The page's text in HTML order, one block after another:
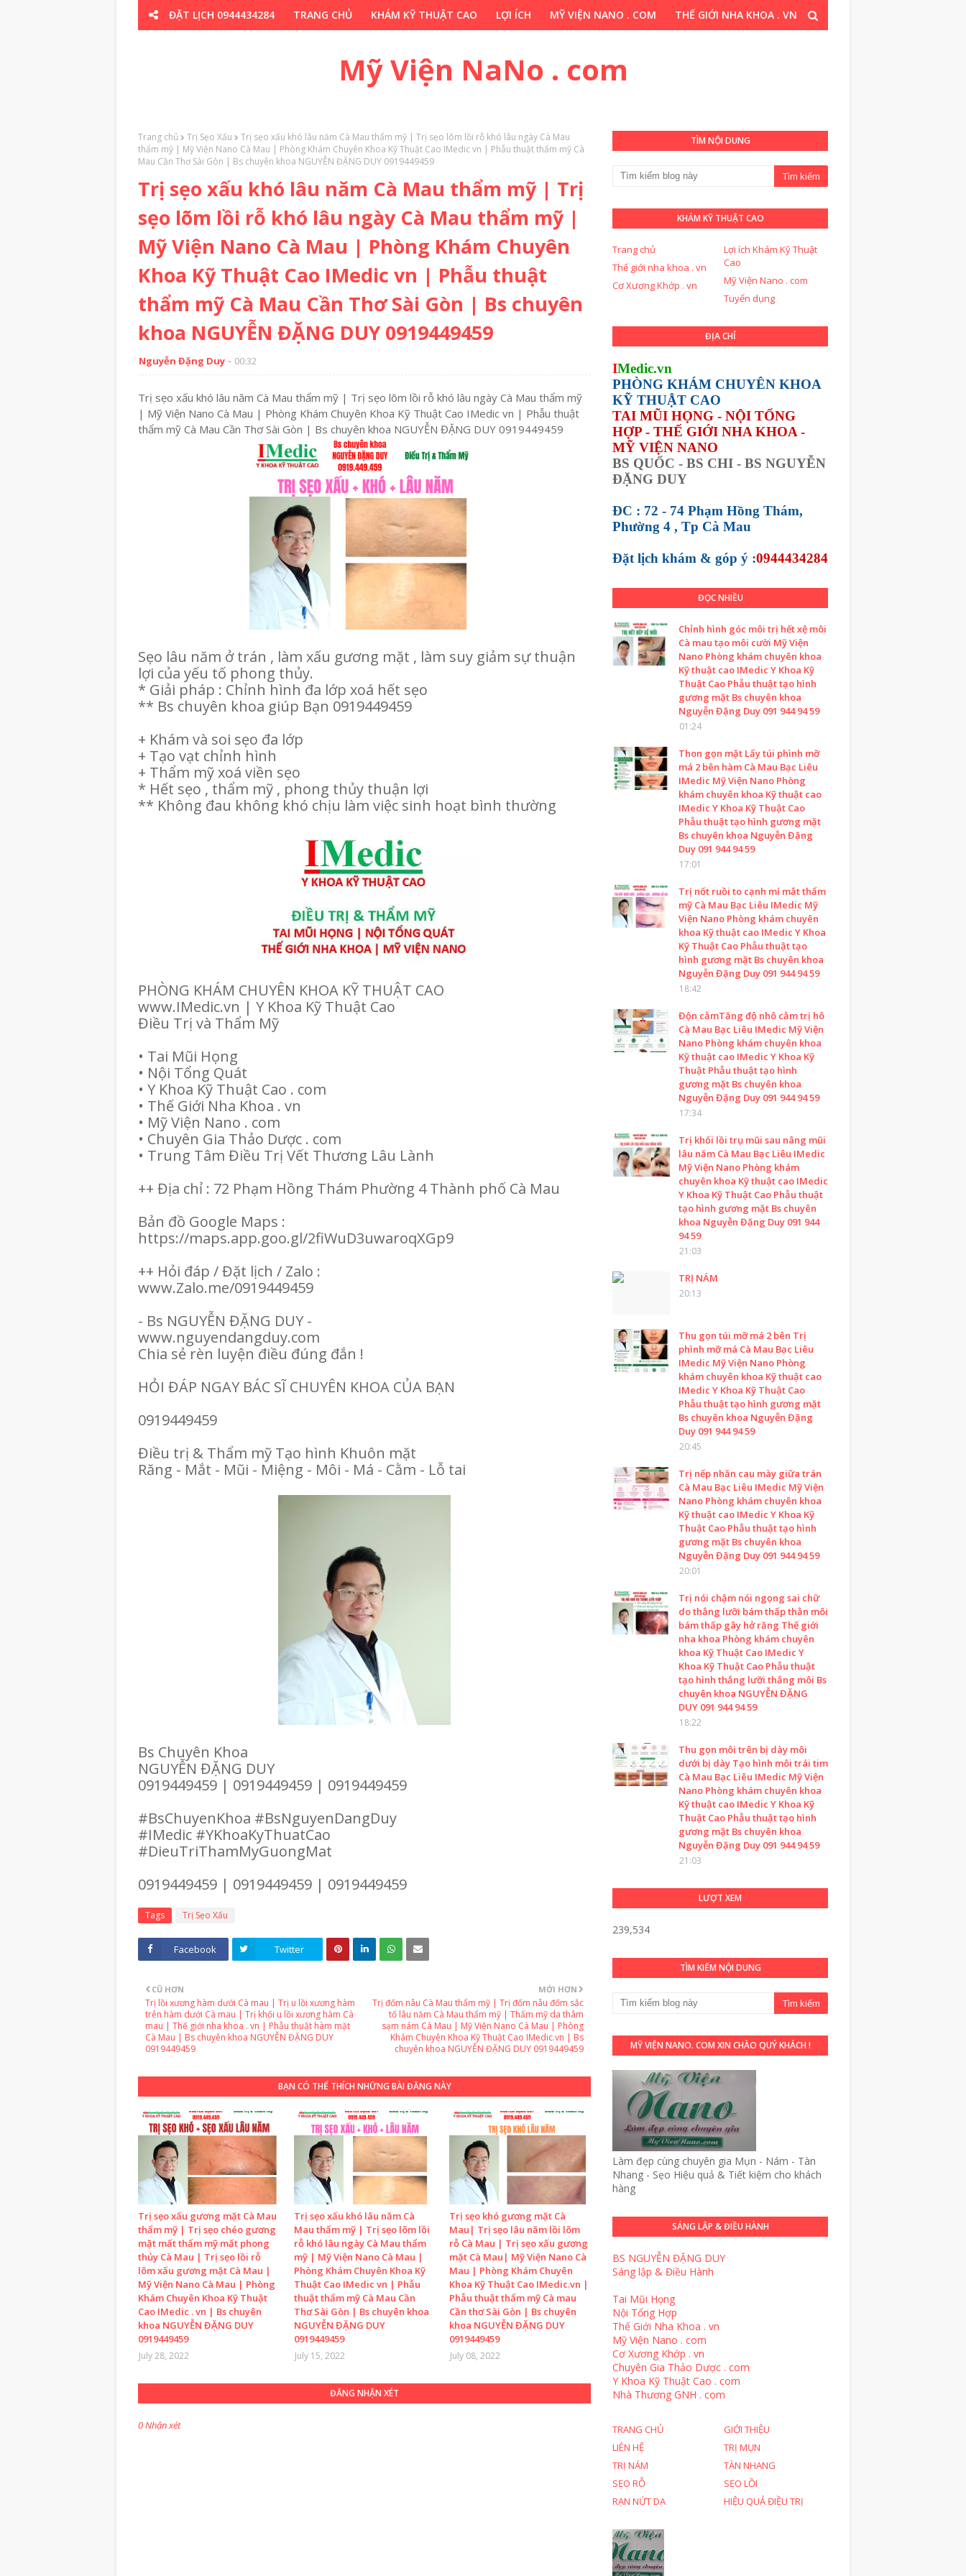
ĐẶT LỊCH 0944434284 TRANG CHỦ KHÁM KỸ THUẬT CAO LỢI ÍCH MỸ VIỆN NANO . COM THẾ GIỚI NHA KHOA . VN
Mỹ Viện NaNo . com
Trang chủ Trị Sẹo Xấu
Trị sẹo xấu khó lâu năm Cà Mau thẩm mỹ | Trị sẹo lõm lồi rỗ khó lâu ngày Cà Mau
thẩm mỹ | Mỹ Viện Nano Cà Mau | Phòng Khám Chuyên Khoa Kỹ Thuật Cao IMedic vn | Phẫu thuật thẩm mỹ Cà
Mau Cần Thơ Sài Gòn | Bs chuyên khoa NGUYỄN ĐẶNG DUY 0919449459
Trị sẹo xấu khó lâu năm Cà Mau thẩm mỹ | Trị
sẹo lõm lồi rỗ khó lâu ngày Cà Mau thẩm mỹ |
Mỹ Viện Nano Cà Mau | Phòng Khám Chuyên
Khoa Kỹ Thuật Cao IMedic vn | Phẫu thuật
thẩm mỹ Cà Mau Cần Thơ Sài Gòn | Bs chuyên
khoa NGUYỄN ĐẶNG DUY 0919449459
Nguyễn Đặng Duy 00:32
Trị sẹo xấu khó lâu năm Cà Mau thẩm mỹ | Trị sẹo lõm lồi rỗ khó lâu ngày Cà Mau thẩm mỹ
| Mỹ Viện Nano Cà Mau | Phòng Khám Chuyên Khoa Kỹ Thuật Cao IMedic vn | Phẫu thuật
thẩm mỹ Cà Mau Cần Thơ Sài Gòn | Bs chuyên khoa NGUYỄN ĐẶNG DUY 0919449459
Sẹo lâu năm ở trán , làm xấu gương mặt , làm suy giảm sự thuận
lợi của yếu tố phong thủy.
* Giải pháp : Chỉnh hình đa lớp xoá hết sẹo
** Bs chuyên khoa giúp Bạn 0919449459
+ Khám và soi sẹo đa lớp
+ Tạo vạt chỉnh hình
+ Thẩm mỹ xoá viền sẹo
* Hết sẹo , thẩm mỹ , phong thủy thuận lợi
** Không đau không khó chịu làm việc sinh hoạt bình thường
PHÒNG KHÁM CHUYÊN KHOA KỸ THUẬT CAO
www.IMedic.vn | Y Khoa Kỹ Thuật Cao
Điều Trị và Thẩm Mỹ
• Tai Mũi Họng
• Nội Tổng Quát
• Y Khoa Kỹ Thuật Cao . com
• Thế Giới Nha Khoa . vn
• Mỹ Viện Nano . com
• Chuyên Gia Thảo Dược . com
• Trung Tâm Điều Trị Vết Thương Lâu Lành
++ Địa chỉ : 72 Phạm Hồng Thám Phường 4 Thành phố Cà Mau
Bản đồ Google Maps :
https://maps.app.goo.gl/2fiWuD3uwaroqXGp9
++ Hỏi đáp / Đặt lịch / Zalo :
www.Zalo.me/0919449459
- Bs NGUYỄN ĐẶNG DUY -
www.nguyendangduy.com
Chia sẻ rèn luyện điều đúng đắn !
HỎI ĐÁP NGAY BÁC SĨ CHUYÊN KHOA CỦA BẠN
0919449459
Điều trị & Thẩm mỹ Tạo hình Khuôn mặt
Răng - Mắt - Mũi - Miệng - Môi - Má - Cằm - Lỗ tai
Bs Chuyên Khoa
NGUYỄN ĐẶNG DUY
0919449459 | 0919449459 | 0919449459
#BsChuyenKhoa #BsNguyenDangDuy
#IMedic #YKhoaKyThuatCao
#DieuTriThamMyGuongMat
0919449459 | 0919449459 | 0919449459
Tags Trị Sẹo Xấu
Facebook Twitter
MỚI HƠN
Trị đốm nâu Cà Mau thẩm mỹ | Trị đốm nâu đốm sắc
tố lâu năm Cà Mau thẩm mỹ | Thẩm mỹ da thâm
sạm nám Cà Mau | Mỹ Viện Nano Cà Mau | Phòng
Khám Chuyên Khoa Kỹ Thuật Cao IMedic.vn | Bs
chuyên khoa NGUYỄN ĐẶNG DUY 0919449459
CŨ HƠN
Trị lồi xương hàm dưới Cà mau | Trị u lồi xương hàm
trên hàm dưới Cà mau | Trị khối u lồi xương hàm Cà
mau | Thế giới nha khoa . vn | Phẫu thuật hàm mặt
Cà Mau | Bs chuyên khoa NGUYỄN ĐẶNG DUY
0919449459
BẠN CÓ THỂ THÍCH NHỮNG BÀI ĐĂNG NÀY
Trị sẹo xấu gương mặt Cà Mau
thẩm mỹ | Trị sẹo chéo gương
mặt mất thẩm mỹ mất phong
thủy Cà Mau | Trị sẹo lồi rỗ
lõm xấu gương mặt Cà Mau |
Mỹ Viện Nano Cà Mau | Phòng
Khám Chuyên Khoa Kỹ Thuật
Cao IMedic . vn | Bs chuyên
khoa NGUYỄN ĐẶNG DUY
0919449459
July 28, 2022
Trị sẹo xấu khó lâu năm Cà
Mau thẩm mỹ | Trị sẹo lõm lồi
rỗ khó lâu ngày Cà Mau thẩm
mỹ | Mỹ Viện Nano Cà Mau |
Phòng Khám Chuyên Khoa Kỹ
Thuật Cao IMedic vn | Phẫu
thuật thẩm mỹ Cà Mau Cần
Thơ Sài Gòn | Bs chuyên khoa
NGUYỄN ĐẶNG DUY
0919449459
July 15, 2022
Trị sẹo khó gương mặt Cà
Mau| Trị sẹo lâu năm lồi lõm
rỗ Cà Mau | Trị sẹo xấu gương
mặt Cà Mau| Mỹ Viện Nano Cà
Mau | Phòng Khám Chuyên
Khoa Kỹ Thuật Cao IMedic.vn |
Phẫu thuật thẩm mỹ Cà mau
Cần thơ Sài Gòn | Bs chuyên
khoa NGUYỄN ĐẶNG DUY
0919449459
July 08, 2022
ĐĂNG NHẬN XÉT
0 Nhận xét
TÌM NỘI DUNG
KHÁM KỸ THUẬT CAO
Trang chủ
Lợi ích Khám Kỹ Thuật
Cao
Thế giới nha khoa . vn
Mỹ Viện Nano . com
Cơ Xương Khớp . vn
Tuyển dụng
ĐỊA CHỈ
IMedic.vn
PHÒNG KHÁM CHUYÊN KHOA
KỸ THUẬT CAO
TAI MŨI HỌNG - NỘI TỔNG
HỢP - THẾ GIỚI NHA KHOA -
MỸ VIỆN NANO
BS QUỐC - BS CHI - BS NGUYỄN
ĐẶNG DUY
ĐC : 72 - 74 Phạm Hồng Thám,
Phường 4 , Tp Cà Mau
Đặt lịch khám & góp ý :0944434284
ĐỌC NHIỀU
Chỉnh hình góc môi trị hết xệ môi
Cà mau tạo môi cười Mỹ Viện
Nano Phòng khám chuyên khoa
Kỹ thuật cao IMedic Y Khoa Kỹ
Thuật Cao Phẫu thuật tạo hình
gương mặt Bs chuyên khoa
Nguyễn Đặng Duy 091 944 94 59
01:24
Thon gọn mặt Lấy túi phình mỡ
má 2 bên hàm Cà Mau Bạc Liêu
IMedic Mỹ Viện Nano Phòng
khám chuyên khoa Kỹ thuật cao
IMedic Y Khoa Kỹ Thuật Cao
Phẫu thuật tạo hình gương mặt
Bs chuyên khoa Nguyễn Đặng
Duy 091 944 94 59
17:01
Trị nốt ruồi to cạnh mí mắt thẩm
mỹ Cà Mau Bạc Liêu IMedic Mỹ
Viện Nano Phòng khám chuyên
khoa Kỹ thuật cao IMedic Y Khoa
Kỹ Thuật Cao Phẫu thuật tạo
hình gương mặt Bs chuyên khoa
Nguyễn Đặng Duy 091 944 94 59
18:42
Độn cằmTăng độ nhô cằm trị hô
Cà Mau Bạc Liêu IMedic Mỹ Viện
Nano Phòng khám chuyên khoa
Kỹ thuật cao IMedic Y Khoa Kỹ
Thuật Phẫu thuật tạo hình
gương mặt Bs chuyên khoa
Nguyễn Đặng Duy 091 944 94 59
17:34
Trị khối lồi trụ mũi sau nâng mũi
lâu năm Cà Mau Bạc Liêu IMedic
Mỹ Viện Nano Phòng khám
chuyên khoa Kỹ thuật cao IMedic
Y Khoa Kỹ Thuật Cao Phẫu thuật
tạo hình gương mặt Bs chuyên
khoa Nguyễn Đặng Duy 091 944
94 59
21:03
TRỊ NÁM
20:13
Thu gọn túi mỡ má 2 bên Trị
phình mỡ má Cà Mau Bạc Liêu
IMedic Mỹ Viện Nano Phòng
khám chuyên khoa Kỹ thuật cao
IMedic Y Khoa Kỹ Thuật Cao
Phẫu thuật tạo hình gương mặt
Bs chuyên khoa Nguyễn Đặng
Duy 091 944 94 59
20:45
Trị nếp nhăn cau mày giữa trán
Cà Mau Bạc Liêu IMedic Mỹ Viện
Nano Phòng khám chuyên khoa
Kỹ thuật cao IMedic Y Khoa Kỹ
Thuật Cao Phẫu thuật tạo hình
gương mặt Bs chuyên khoa
Nguyễn Đặng Duy 091 944 94 59
20:01
Trị nói chậm nói ngọng sai chữ
do thắng lưỡi bám thấp thằn môi
bám thấp gây hở răng Thế giới
nha khoa Phòng khám chuyên
khoa Kỹ Thuật Cao IMedic Y
Khoa Kỹ Thuật Cao Phẫu thuật
tạo hình thắng lưỡi thắng môi Bs
chuyên khoa NGUYỄN ĐẶNG
DUY 091 944 94 59
18:22
Thu gọn môi trên bị dày môi
dưới bị dày Tạo hình môi trái tim
Cà Mau Bạc Liêu IMedic Mỹ Viện
Nano Phòng khám chuyên khoa
Kỹ thuật cao IMedic Y Khoa Kỹ
Thuật Cao Phẫu thuật tạo hình
gương mặt Bs chuyên khoa
Nguyễn Đặng Duy 091 944 94 59
21:03
LƯỢT XEM
239,534
TÌM KIẾM NỘI DUNG
MỸ VIỆN NANO. COM XIN CHÀO QUÝ KHÁCH !
Làm đẹp cùng chuyên gia Mụn - Nám - Tàn
Nhang - Sẹo Hiệu quả & Tiết kiệm cho khách
hàng
SÁNG LẬP & ĐIỀU HÀNH
BS NGUYỄN ĐẶNG DUY
Sáng lập & Điều Hành
Tai Mũi Họng
Nội Tổng Hợp
Thế Giới Nha Khoa . vn
Mỹ Viện Nano . com
Cơ Xương Khớp . vn
Chuyên Gia Thảo Dược . com
Y Khoa Kỹ Thuật Cao . com
Nhà Thương GNH . com
TRANG CHỦ
GIỚI THIỆU
LIÊN HỆ
TRỊ MỤN
TRỊ NÁM
TÀN NHANG
SẸO RỖ
SẸO LỒI
RẠN NỨT DA
HIỆU QUẢ ĐIỀU TRỊ